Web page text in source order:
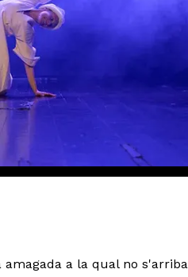
· Escena de
a la qual no